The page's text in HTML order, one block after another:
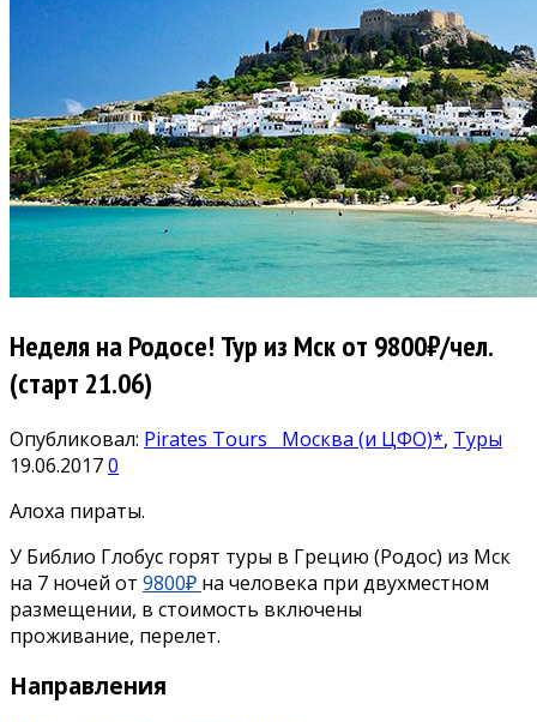
Неделя на Родосе! Тур из Мск от 9800₽/чел.
(старт 21.06)
Опубликовал: Pirates Tours Москва (и ЦФО)*, Туры
19.06.20170
Алоха пираты.
У Библио Глобус горят туры в Грецию (Родос) из Мск
на 7 ночей от 9800₽ на человека при двухместном
размещении, в стоимость включены
проживание, перелет.
Направления